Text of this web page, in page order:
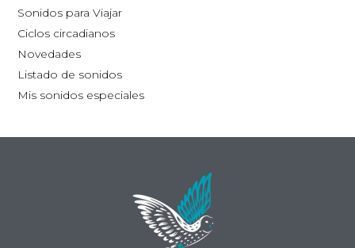
Sonidos para Viajar
Ciclos circadianos
Novedades
Listado de sonidos
Mis sonidos especiales